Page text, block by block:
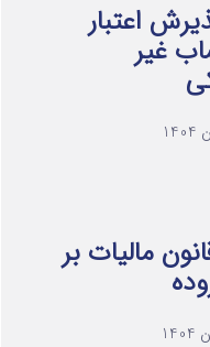
اعتبار
غیر
مالیات بر